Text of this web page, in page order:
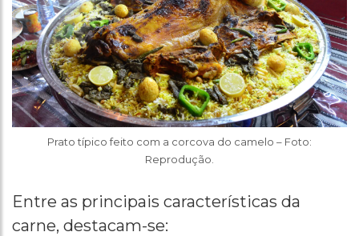
Prato típico feito com a corcova do camelo – Foto:
Reprodução.
Entre as principais características da
carne, destacam-se: